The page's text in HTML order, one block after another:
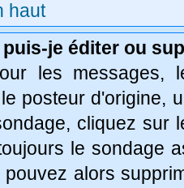
haut
je éditer ou
les messages,
posteur d'origine,
cliquez sur
le sondage
alors